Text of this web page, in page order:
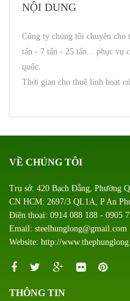
NỘI DUNG
Công ty chúng tôi chuyên cho
tấn - 7 tấn - 25 tấn... phục vụ
quốc.
Thời gian cho thuê linh hoạt
VỀ CHÚNG TÔI
Trụ sở: 420 Bạch Đằng, Phường
CN HCM: 2697/3 QL1A, P An
Điện thoại: 0914 088 188 - 0905
Email: steelhunglong@gmail.com
Website: http://
THÔNG TIN